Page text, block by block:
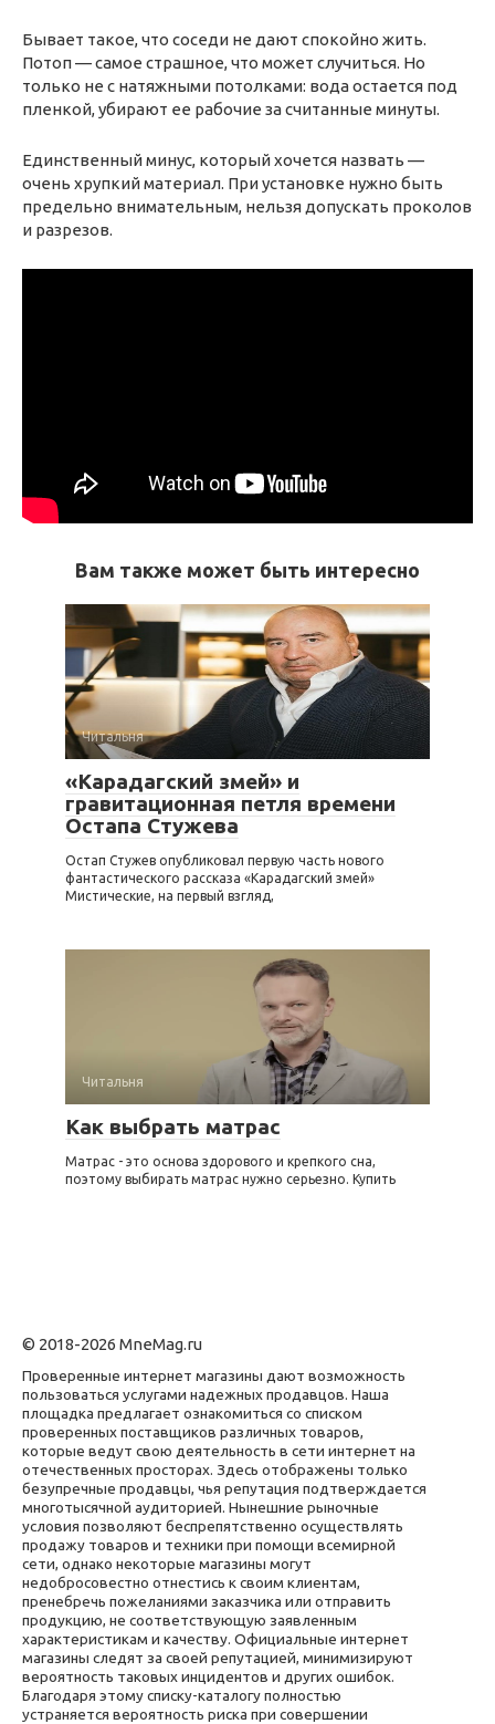
Бывает такое, что соседи не дают спокойно жить.
Потоп — самое страшное, что может случиться. Но
только не с натяжными потолками: вода остается под
пленкой, убирают ее рабочие за считанные минуты.
Единственный минус, который хочется назвать —
очень хрупкий материал. При установке нужно быть
предельно внимательным, нельзя допускать проколов
и разрезов.
Вам также может быть интересно
Читальня
«Карадагский змей» и
гравитационная петля времени
Остапа Стужева
Остап Стужев опубликовал первую часть нового
фантастического рассказа «Карадагский змей»
Мистические, на первый взгляд,
Читальня
Как выбрать матрас
Матрас - это основа здорового и крепкого сна,
поэтому выбирать матрас нужно серьезно. Купить
© 2018-2026 MneMag.ru
Проверенные интернет магазины дают возможность
пользоваться услугами надежных продавцов. Наша
площадка предлагает ознакомиться со списком
проверенных поставщиков различных товаров,
которые ведут свою деятельность в сети интернет на
отечественных просторах. Здесь отображены только
безупречные продавцы, чья репутация подтверждается
многотысячной аудиторией. Нынешние рыночные
условия позволяют беспрепятственно осуществлять
продажу товаров и техники при помощи всемирной
сети, однако некоторые магазины могут
недобросовестно отнестись к своим клиентам,
пренебречь пожеланиями заказчика или отправить
продукцию, не соответствующую заявленным
характеристикам и качеству. Официальные интернет
магазины следят за своей репутацией, минимизируют
вероятность таковых инцидентов и других ошибок.
Благодаря этому списку-каталогу полностью
устраняется вероятность риска при совершении